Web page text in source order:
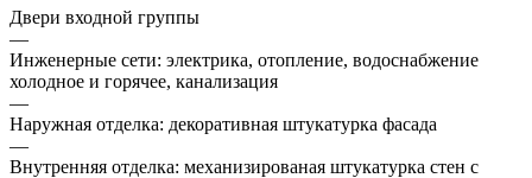
Двери входной группы
—
Инженерные сети: электрика, отопление, водоснабжение
холодное и горячее, канализация
—
Наружная отделка: декоративная штукатурка фасада
—
Внутренняя отделка: механизированая штукатурка стен с